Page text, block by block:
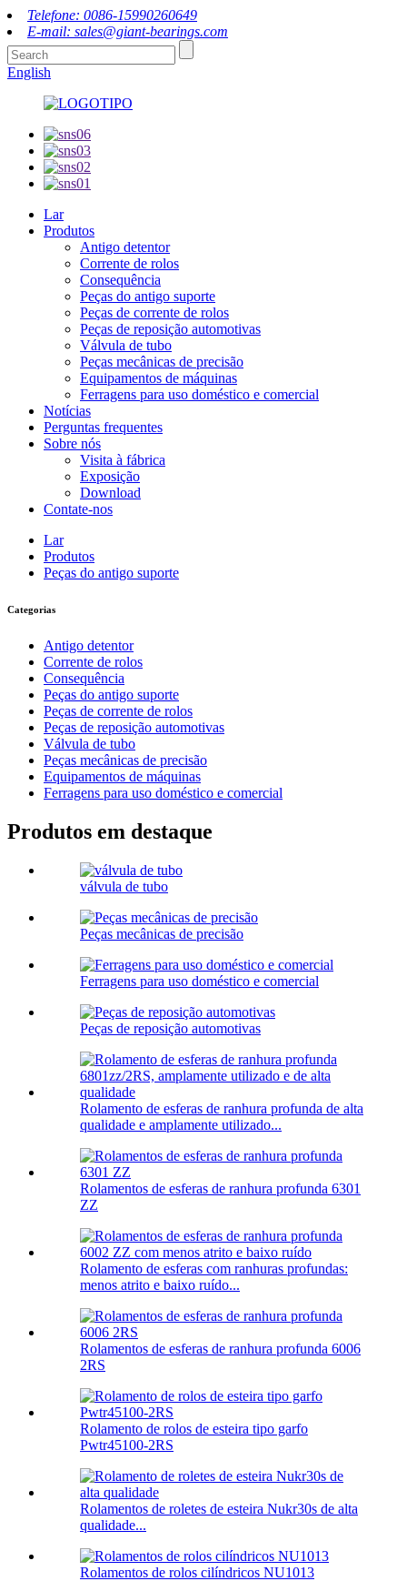
Telefone: 0086-15990260649
E-mail: sales@giant-bearings.com
English
Lar
Produtos
Antigo detentor
Corrente de rolos
Consequência
Peças do antigo suporte
Peças de corrente de rolos
Peças de reposição automotivas
Válvula de tubo
Peças mecânicas de precisão
Equipamentos de máquinas
Ferragens para uso doméstico e comercial
Notícias
Perguntas frequentes
Sobre nós
Visita à fábrica
Exposição
Download
Contate-nos
Lar
Produtos
Peças do antigo suporte
Categorias
Antigo detentor
Corrente de rolos
Consequência
Peças do antigo suporte
Peças de corrente de rolos
Peças de reposição automotivas
Válvula de tubo
Peças mecânicas de precisão
Equipamentos de máquinas
Ferragens para uso doméstico e comercial
Produtos em destaque
válvula de tubo
Peças mecânicas de precisão
Ferragens para uso doméstico e comercial
Peças de reposição automotivas
Rolamento de esferas de ranhura profunda de alta
qualidade e amplamente utilizado...
Rolamentos de esferas de ranhura profunda 6301
ZZ
Rolamento de esferas com ranhuras profundas:
menos atrito e baixo ruído...
Rolamentos de esferas de ranhura profunda 6006
2RS
Rolamento de rolos de esteira tipo garfo
Pwtr45100-2RS
Rolamentos de roletes de esteira Nukr30s de alta
qualidade...
Rolamentos de rolos cilíndricos NU1013